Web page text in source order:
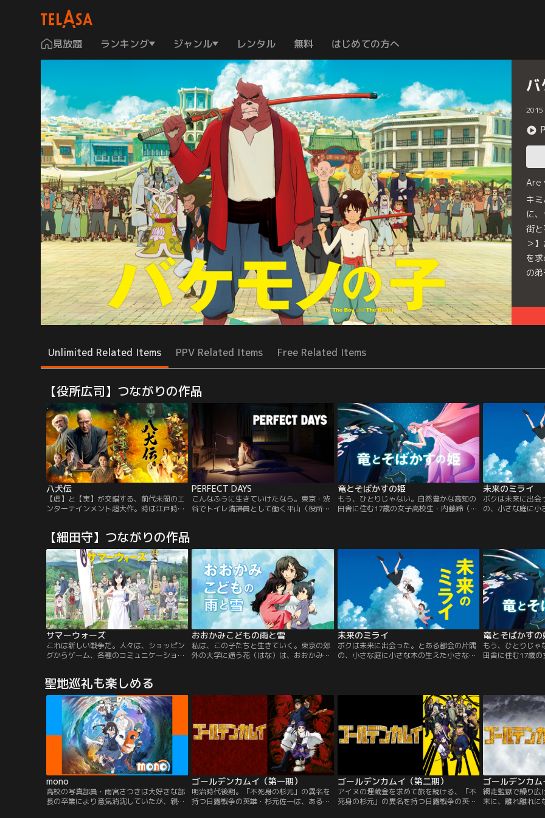
見放題 ランキング ジャンル レンタル 無料 はじめての方へ
2015
Are
キ
に
街
＞
を
の
Unlimited Related Items PPV Related Items Free Related Items
【役所広司】つながりの作品
八犬伝
【虚】と【実】が交錯する、前代未聞のエ
ンターテインメント超大作。時は江戸時
代、滝沢馬琴は、友人の絵師・葛飾北斎
かけられた恐ろしい呪いを解くために、娘
の伏姫が祈りを込めた八つの珠を持つ八人
の剣士が、運命に引き寄せられて集結し、
壮絶な戦いに挑むという物語だ。北斎はた
ちまち夢中になる。やがて…。
PERFECT DAYS
こんなふうに生きていけたなら。東京・渋
谷でトイレ清掃員として働く平山（役所広
との繰り返しに見えるかもしれないが、同
じ日は1日としてなく、男は毎日を新しい
日として生きていた。その生き方は美しく
すらあった。男は木々を愛していた。
竜とそばかすの姫
もう、ひとりじゃない。自然豊かな高知の
田舎に住む17歳の女子高校生・内藤鈴（す
が生きる糧となっていたある日…。
未来のミライ
ボクは未来に出会
の、小さな庭に小
ちゃん--。そんな
で自分のことを「
思議な少女と出会
やってきた妹・ミ
【細田守】つながりの作品
サマーウォーズ
これは新しい戦争だ。人々は、ショッピン
グからゲーム、各種のコミュニケーショ
界“OZ（オズ）”で行うようになっていた。
ある夏の日、友人の佐久間とともにOZの保
守のアルバイトをしていた高校生・健二
（けんじ）は、あこがれの先輩・夏希（な
つき）から…。
おおかみこどもの雨と雪
私は、この子たちと生きていく。東京の郊
外の大学に通う花（はな）は、おおかみの
み」のふたつの顔を持つ、≪おおかみこど
も≫だった。二人は、雪の日に生まれた姉
に雪（ゆき）、雨の日に生まれた弟に雨
（あめ）と名づけた。
未来のミライ
ボクは未来に出会った。とある都会の片隅
の、小さな庭に小さな木の生えた小さな
ちゃん--。そんな時、くんちゃんは家の庭
で自分のことを「お兄ちゃん」と呼ぶ、不
思議な少女と出会います。彼女は未来から
やってきた妹・ミライちゃんでした。
竜とそばかすの
もう、ひとりじゃ
田舎に住む17歳
が生きる糧とな
聖地巡礼も楽しめる
mono
高校の写真部員・雨宮さつきは大好きな部
長の卒業により意気消沈していたが、親友
ゴールデンカムイ（第一期）
明治時代後期。「不死身の杉元」の異名を
持つ日露戦争の英雄・杉元佐一は、ある目
ゴールデンカムイ（第二期）
アイヌの埋蔵金を求めて旅を続ける、「不
死身の杉元」の異名を持つ日露戦争の英
ゴールデンカ
網走監獄で繰り広
末に、離れ離れに